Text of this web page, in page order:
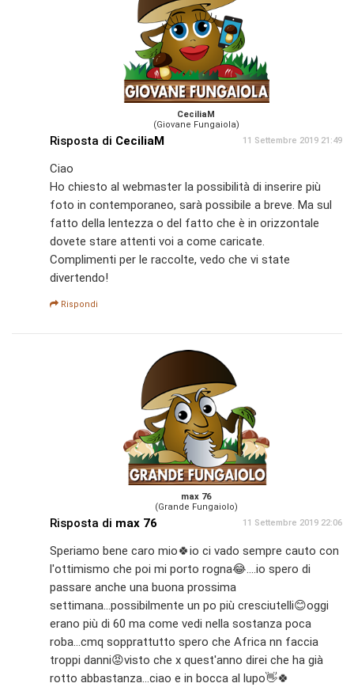
CeciliaM
(Giovane Fungaiola)
Risposta di CeciliaM 11 Settembre 2019 21:49
Ciao
Ho chiesto al webmaster la possibilità di inserire più
foto in contemporaneo, sarà possibile a breve. Ma sul
fatto della lentezza o del fatto che è in orizzontale
dovete stare attenti voi a come caricate.
Complimenti per le raccolte, vedo che vi state
divertendo!
Rispondi
max 76
(Grande Fungaiolo)
Risposta di max 76 11 Settembre 2019 22:06
Speriamo bene caro mio🍀io ci vado sempre cauto con
l'ottimismo che poi mi porto rogna😂....io spero di
passare anche una buona prossima
settimana...possibilmente un po più cresciutelli😊oggi
erano più di 60 ma come vedi nella sostanza poca
roba...cmq sopprattutto spero che Africa nn faccia
troppi danni😡visto che x quest'anno direi che ha già
rotto abbastanza...ciao e in bocca al lupo👋🍀